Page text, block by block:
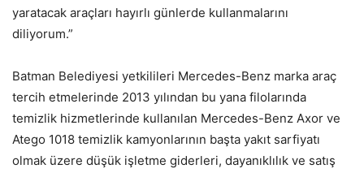
yaratacak araçları hayırlı günlerde kullanmalarını
diliyorum.”
Batman Belediyesi yetkilileri Mercedes-Benz marka araç
tercih etmelerinde 2013 yılından bu yana filolarında
temizlik hizmetlerinde kullanılan Mercedes-Benz Axor ve
Atego 1018 temizlik kamyonlarının başta yakıt sarfiyatı
olmak üzere düşük işletme giderleri, dayanıklılık ve satış